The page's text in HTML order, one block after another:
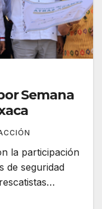
Semana
la participación
de seguridad